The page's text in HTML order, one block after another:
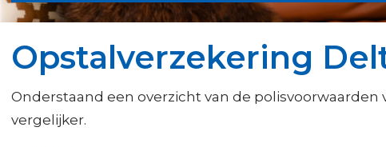
Opstalverzekering
Onderstaand een overzicht van de
vergelijker.